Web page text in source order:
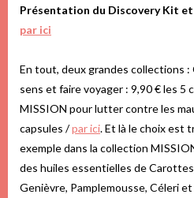
Présentation du Discovery Kit et
par ici
En tout, deux grandes collections :
sens et faire voyager : 9,90 € les 5
MISSION pour lutter contre les
capsules /par ici. Et là le choix est
exemple dans la collection
des huiles essentielles de
Genièvre, Pamplemousse, Céleri